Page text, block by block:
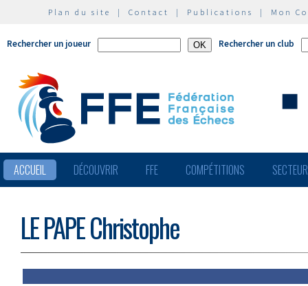
Plan du site | Contact | Publications | Mon
Rechercher un joueur Rechercher un club
ACCUEIL DÉCOUVRIR FFE COMPÉTITIONS
LE PAPE Christophe